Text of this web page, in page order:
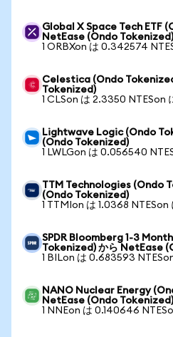
Global X Space Tech ETF
NetEase (Ondo Tokenized)
1 ORBXon は 0.342574
Celestica (Ondo
Tokenized)
1 CLSon は 2.3350 NTESon
Lightwave Logic (Ondo
(Ondo Tokenized)
1 LWLGon は 0.056540
TTM Technologies (Ondo
(Ondo Tokenized)
1 TTMIon は 1.0368 NTESon
SPDR Bloomberg 1-3
Tokenized) から NetEase
1 BILon は 0.683593
NANO Nuclear Energy
NetEase (Ondo Tokenized)
1 NNEon は 0.140646